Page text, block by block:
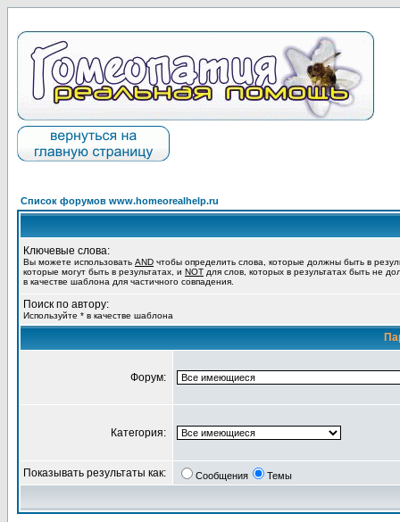
Список форумов www.homeorealhelp.ru
Ключевые слова:
Вы можете использовать AND чтобы определить слова, которые должны быть в
которые могут быть в результатах, и NOT для слов, которых в результатах быть не
в качестве шаблона для частичного совпадения.
Поиск по автору:
Используйте * в качестве шаблона
Форум:
Категория:
Показывать результаты как: Сообщения Темы